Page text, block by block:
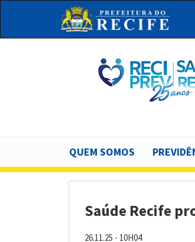
Main
navigation
QUEM SOMOS
Saúde Recife
26.11.25 - 10H04